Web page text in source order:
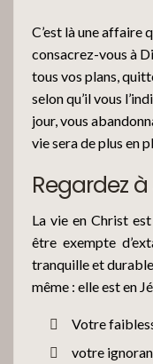
C’est là une affaire
consacrez-vous à
tous vos plans,
selon qu’il vous
jour, vous
vie sera de plus en
Regardez
La vie en Christ
être exempte
tranquille et
même : elle est en
Votre
votre